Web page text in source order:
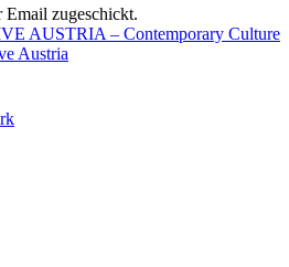
zugeschickt.
AUSTRIA – Contemporary Culture